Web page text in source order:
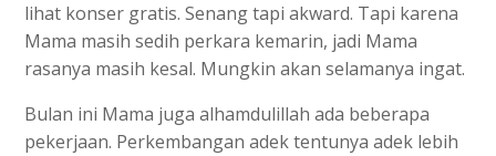
lihat konser gratis. Senang tapi akward. Tapi karena
Mama masih sedih perkara kemarin, jadi Mama
rasanya masih kesal. Mungkin akan selamanya ingat.
Bulan ini Mama juga alhamdulillah ada beberapa
pekerjaan. Perkembangan adek tentunya adek lebih